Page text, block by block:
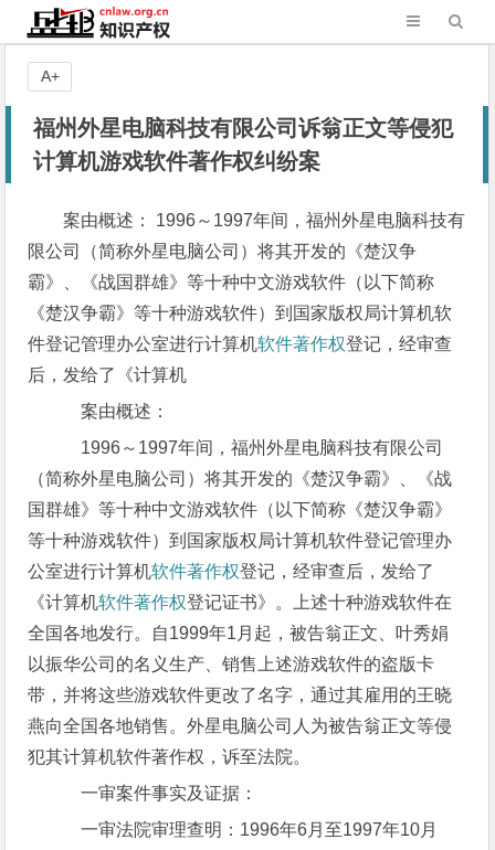
福州外星电脑科技有限公司诉翁正文等侵犯
计算机游戏软件著作权纠纷案
案由概述： 1996～1997年间，福州外星电脑科技有
限公司（简称外星电脑公司）将其开发的《楚汉争
霸》、《战国群雄》等十种中文游戏软件（以下简称
《楚汉争霸》等十种游戏软件）到国家版权局计算机软
件登记管理办公室进行计算机软件著作权登记，经审查
后，发给了《计算机
案由概述：
1996～1997年间，福州外星电脑科技有限公司
（简称外星电脑公司）将其开发的《楚汉争霸》、《战
国群雄》等十种中文游戏软件（以下简称《楚汉争霸》
等十种游戏软件）到国家版权局计算机软件登记管理办
公室进行计算机软件著作权登记，经审查后，发给了
《计算机软件著作权登记证书》。上述十种游戏软件在
全国各地发行。自1999年1月起，被告翁正文、叶秀娟
以振华公司的名义生产、销售上述游戏软件的盗版卡
带，并将这些游戏软件更改了名字，通过其雇用的王晓
燕向全国各地销售。外星电脑公司人为被告翁正文等侵
犯其计算机软件著作权，诉至法院。
一审案件事实及证据：
一审法院审理查明：1996年6月至1997年10月
A+